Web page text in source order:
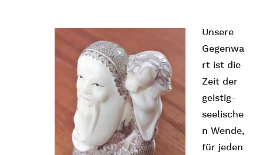
Unsere
Gegenwa
rt ist die
Zeit der
geistig-
seelische
n Wende,
für jeden